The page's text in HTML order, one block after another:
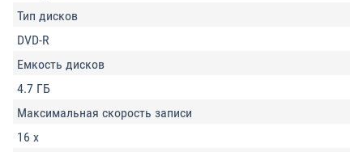
Тип дисков
DVD-R
Емкость дисков
4.7 ГБ
Максимальная скорость записи
16 x